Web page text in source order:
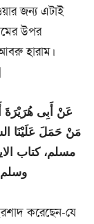
জন্য এটাই
উপর
হারাম।
عَنْ أَبِى هُرَيْرَةَ
مَنْ حَمَلَ عَلَيْنَا
مسلم، كتاب
وسلم
করেছেন-যে